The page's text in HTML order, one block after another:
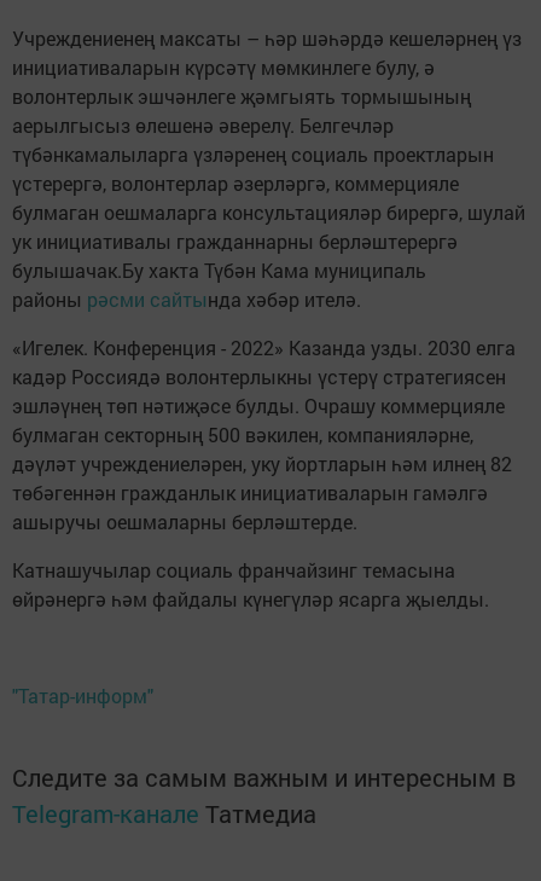
Учреждениенең максаты – һәр шәһәрдә кешеләрнең үз
инициативаларын күрсәтү мөмкинлеге булу, ә
волонтерлык эшчәнлеге җәмгыять тормышының
аерылгысыз өлешенә әверелү. Белгечләр
түбәнкамалыларга үзләренең социаль проектларын
үстерергә, волонтерлар әзерләргә, коммерцияле
булмаган оешмаларга консультацияләр бирергә, шулай
ук инициативалы гражданнарны берләштерергә
булышачак.Бу хакта Түбән Кама муниципаль
районы рәсми сайтында хәбәр ителә.
«Игелек. Конференция - 2022» Казанда узды. 2030 елга
кадәр Россиядә волонтерлыкны үстерү стратегиясен
эшләүнең төп нәтиҗәсе булды. Очрашу коммерцияле
булмаган секторның 500 вәкилен, компанияләрне,
дәүләт учреждениеләрен, уку йортларын һәм илнең 82
төбәгеннән гражданлык инициативаларын гамәлгә
ашыручы оешмаларны берләштерде.
Катнашучылар социаль франчайзинг темасына
өйрәнергә һәм файдалы күнегүләр ясарга җыелды.
"Татар-информ"
Следите за самым важным и интересным в
Telegram-канале Татмедиа